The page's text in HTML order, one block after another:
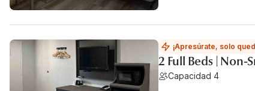
¡Apresúrate, solo
2 Full Beds | Non-
Capacidad 4